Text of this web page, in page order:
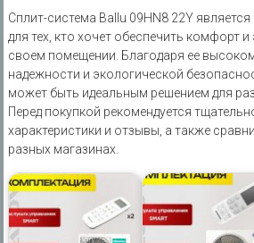
Сплит-система Ballu 09HN8 22Y
для тех‚ кто хочет обеспечить комфорт
своем помещении. Благодаря ее
надежности и экологической
может быть идеальным решением для
Перед покупкой рекомендуется
характеристики и отзывы‚ а также
разных магазинах.